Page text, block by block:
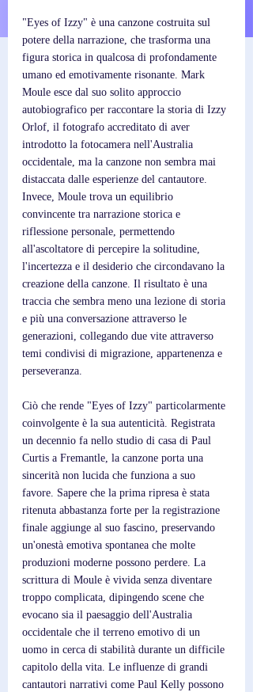
"Eyes of Izzy" è una canzone costruita sul
potere della narrazione, che trasforma una
figura storica in qualcosa di profondamente
umano ed emotivamente risonante. Mark
Moule esce dal suo solito approccio
autobiografico per raccontare la storia di Izzy
Orlof, il fotografo accreditato di aver
introdotto la fotocamera nell'Australia
occidentale, ma la canzone non sembra mai
distaccata dalle esperienze del cantautore.
Invece, Moule trova un equilibrio
convincente tra narrazione storica e
riflessione personale, permettendo
all'ascoltatore di percepire la solitudine,
l'incertezza e il desiderio che circondavano la
creazione della canzone. Il risultato è una
traccia che sembra meno una lezione di storia
e più una conversazione attraverso le
generazioni, collegando due vite attraverso
temi condivisi di migrazione, appartenenza e
perseveranza.
Ciò che rende "Eyes of Izzy" particolarmente
coinvolgente è la sua autenticità. Registrata
un decennio fa nello studio di casa di Paul
Curtis a Fremantle, la canzone porta una
sincerità non lucida che funziona a suo
favore. Sapere che la prima ripresa è stata
ritenuta abbastanza forte per la registrazione
finale aggiunge al suo fascino, preservando
un'onestà emotiva spontanea che molte
produzioni moderne possono perdere. La
scrittura di Moule è vivida senza diventare
troppo complicata, dipingendo scene che
evocano sia il paesaggio dell'Australia
occidentale che il terreno emotivo di un
uomo in cerca di stabilità durante un difficile
capitolo della vita. Le influenze di grandi
cantautori narrativi come Paul Kelly possono